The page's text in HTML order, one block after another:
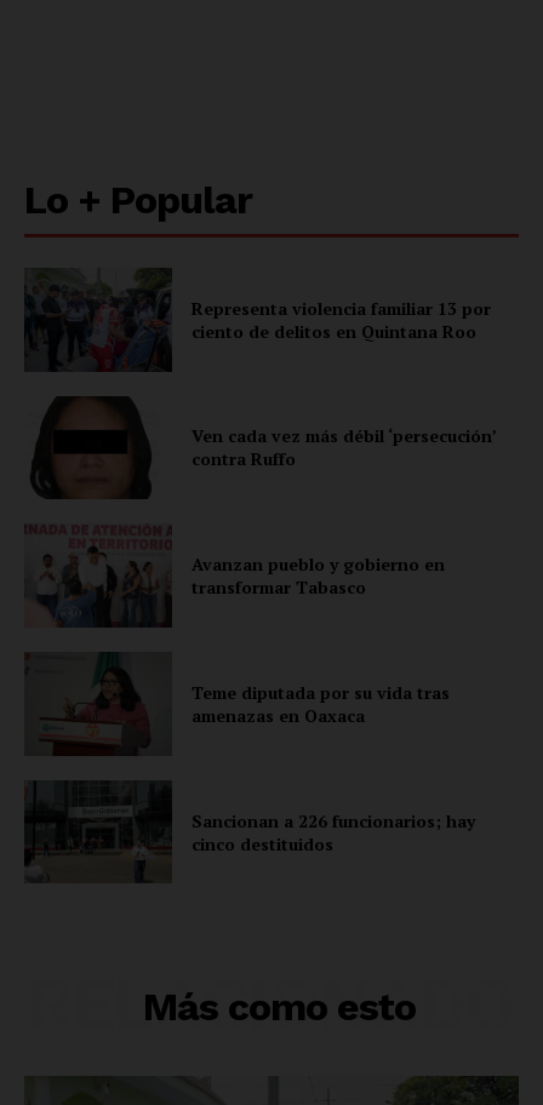
Lo + Popular
Representa violencia familiar 13 por
ciento de delitos en Quintana Roo
Ven cada vez más débil ‘persecución’
contra Ruffo
Avanzan pueblo y gobierno en
transformar Tabasco
Teme diputada por su vida tras
amenazas en Oaxaca
Sancionan a 226 funcionarios; hay
cinco destituidos
Más como esto
RELACIONADO